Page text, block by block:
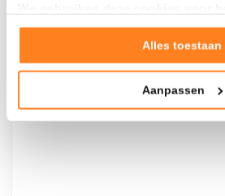
Goed laten functioneren van deze
Verzamelen van
Tonen en meten van relevante
Klik hieronder om ons toestemming
Alles toestaan
Aanpassen
Valor total